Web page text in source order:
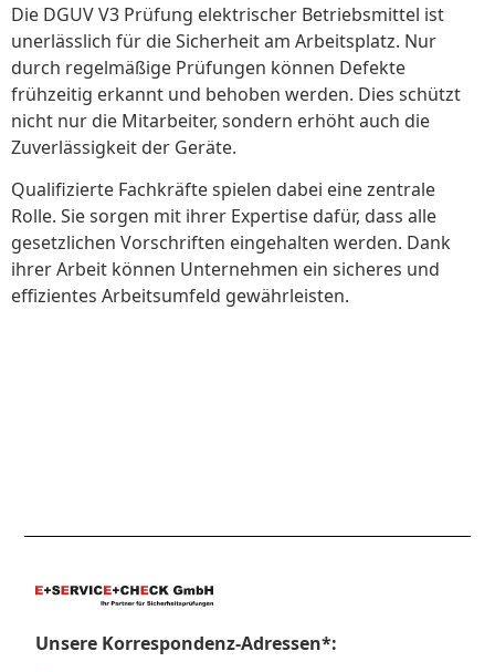
Die DGUV V3 Prüfung elektrischer Betriebsmittel ist
unerlässlich für die Sicherheit am Arbeitsplatz. Nur
durch regelmäßige Prüfungen können Defekte
frühzeitig erkannt und behoben werden. Dies schützt
nicht nur die Mitarbeiter, sondern erhöht auch die
Zuverlässigkeit der Geräte.
Qualifizierte Fachkräfte spielen dabei eine zentrale
Rolle. Sie sorgen mit ihrer Expertise dafür, dass alle
gesetzlichen Vorschriften eingehalten werden. Dank
ihrer Arbeit können Unternehmen ein sicheres und
effizientes Arbeitsumfeld gewährleisten.
Unsere Korrespondenz-Adressen*: